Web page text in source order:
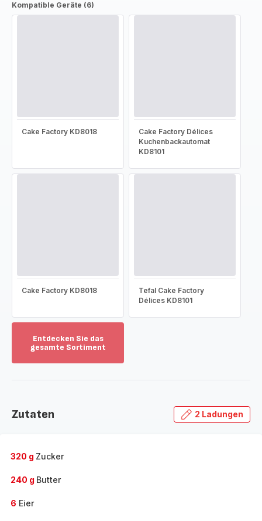
Kompatible Geräte (6)
Cake Factory KD8018
Cake Factory Délices
Kuchenbackautomat
KD8101
Cake Factory KD8018
Tefal Cake Factory
Délices KD8101
Entdecken Sie das
gesamte Sortiment
das
Zutaten 2 Ladungen
320 g Zucker
240 g Butter
6 Eier